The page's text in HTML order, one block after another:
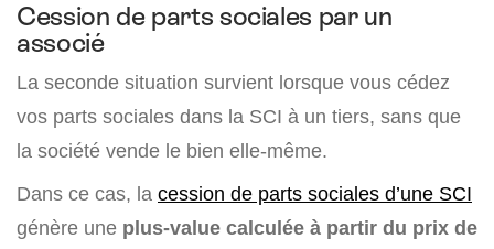
Cession de parts sociales par un
associé
La seconde situation survient lorsque vous cédez
vos parts sociales dans la SCI à un tiers, sans que
la société vende le bien elle-même.
Dans ce cas, la cession de parts sociales d’une SCI
génère une plus-value calculée à partir du prix de